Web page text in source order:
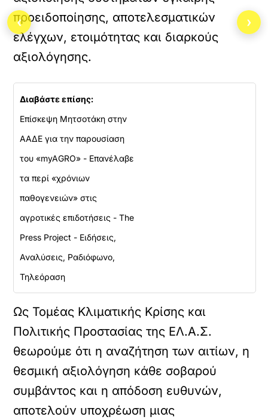
προειδοποίησης, αποτελεσματικών
ελέγχων, ετοιμότητας και διαρκούς
αξιολόγησης.
Διαβάστε επίσης:
Επίσκεψη Μητσοτάκη στην
ΑΑΔΕ για την παρουσίαση
του «myAGRO» - Επανέλαβε
τα περί «χρόνιων
παθογενειών» στις
αγροτικές επιδοτήσεις - The
Press Project - Ειδήσεις,
Αναλύσεις, Ραδιόφωνο,
Τηλεόραση
Ως Τομέας Κλιματικής Κρίσης και
Πολιτικής Προστασίας της ΕΛ.Α.Σ.
θεωρούμε ότι η αναζήτηση των αιτίων, η
θεσμική αξιολόγηση κάθε σοβαρού
συμβάντος και η απόδοση ευθυνών,
αποτελούν υποχρέωση μιας
‹ ›